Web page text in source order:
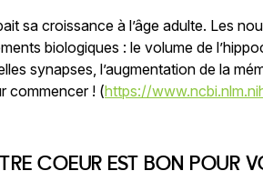
sa croissance à l’âge adulte. Les
biologiques : le volume de
synapses, l’augmentation de la
commencer ! (https://
COEUR EST BON POUR